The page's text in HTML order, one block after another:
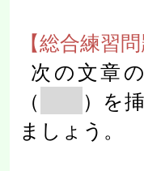
【総合練習問
次の文章の
（
）を
ましょう。